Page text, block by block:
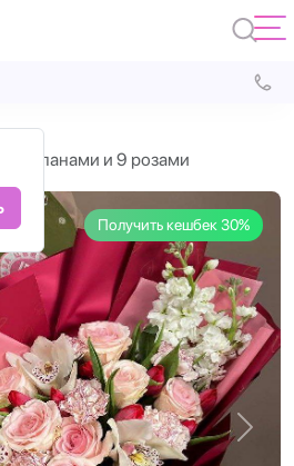
и 9 розами
Получить кешбек 30%